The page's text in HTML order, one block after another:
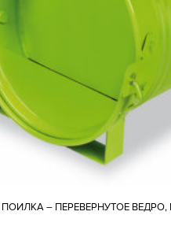
ПОИЛКА – ПЕРЕВЕРНУТОЕ